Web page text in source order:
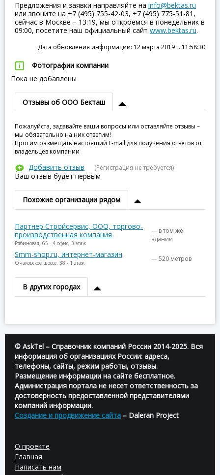
Предложения и заявки направляйте на info@bektas.ru
или звоните на +7 (495) 755-42-03, +7 (495) 775-51-81,
сейчас в Москве – 13:19, мы откроемся в понедельник в
09:00, посетите наш официальный сайт www.bektas.ru.
Дата обновления информации: 12 марта 2019 г. 11:58:30
Фотографии компании
Пока не добавлены
Отзывы об ООО Бекташ
Пожалуйста, задавайте ваши вопросы или оставляйте отзывы –
мы обязательно на них ответим!
Просим размещать настоящий E-mail для получения ответов от
владельцев компании
Добавить отзыв (Регистрация не требуется)
Ваш отзыв будет первым
Похожие организации рядом
Партнер Стройсервис, ООО, торгово-
производственная компания
Рябиновая, 65 - 4 офис, 3 этаж
— в том же
здании
Smm-shop.ru, интернет-магазин
Очаковское шоссе, 38 - 1 этаж — 520 метров
В других городах
© AskTel – Справочник компаний России 2014-2025. Вся
информация об организациях России: адреса,
телефоны, сайты, режим работы, отзывы.
Размещение информации на сайте бесплатное.
Администрация портала не несет ответственность за
достоверность предоставленной представителями
компаний информации.
Создание и продвижение сайта – Daleran Project
О проекте
Главная
Написать нам